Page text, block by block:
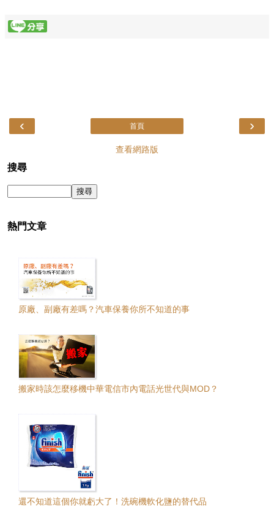
‹ ›
首頁
查看網路版
搜尋
熱門文章
原廠、副廠有差嗎？汽車保養你所不知道的事
搬家時該怎麼移機中華電信市內電話光世代與MOD？
還不知道這個你就虧大了！洗碗機軟化鹽的替代品